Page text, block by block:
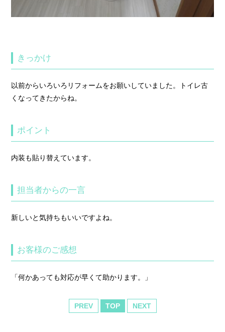
きっかけ
以前からいろいろリフォームをお願いしていました。トイレ古
くなってきたからね。
ポイント
内装も貼り替えています。
担当者からの一言
新しいと気持ちもいいですよね。
お客様のご感想
「何かあっても対応が早くて助かります。」
PREV TOP NEXT